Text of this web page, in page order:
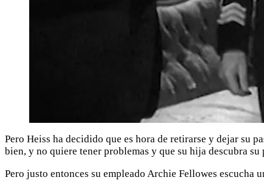
Pero Heiss ha decidido que es hora de retirarse y dejar su
bien, y no quiere tener problemas y que su hija descubra
Pero justo entonces su empleado Archie Fellowes